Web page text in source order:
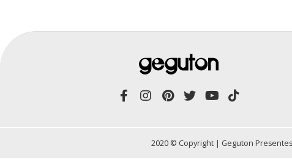
2020 © Copyright | Geguton